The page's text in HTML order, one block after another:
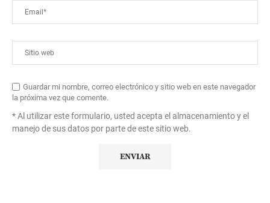
Guardar mi nombre, correo electrónico y sitio web en este navegador
la próxima vez que comente.
* Al utilizar este formulario, usted acepta el almacenamiento y el
manejo de sus datos por parte de este sitio web.